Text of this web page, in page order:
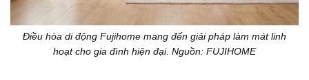
Điều hòa di động Fujihome mang đến giải pháp làm mát linh
hoạt cho gia đình hiện đại. Nguồn: FUJIHOME